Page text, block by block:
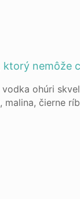
ktorý nemôže
ohúri
čierne